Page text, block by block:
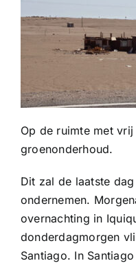
Op de ruimte met
groenonderhoud.
Dit zal de laatste
ondernemen.
overnachting in
donderdagmorgen
Santiago. In